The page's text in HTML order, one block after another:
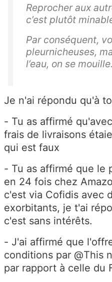
Reprocher aux
c’est plutôt
Par conséquent,
pleurnicheuses,
l’eau, on se mouille.
Je n'ai répondu qu'à
- Tu as affirmé
frais de livraisons
qui est faux
- Tu as affirmé que le
en 24 fois chez
c'est via Cofidis avec
exorbitants, je t'ai
c'est sans intérêts.
- J'ai affirmé que
conditions par @This
par rapport à celle du